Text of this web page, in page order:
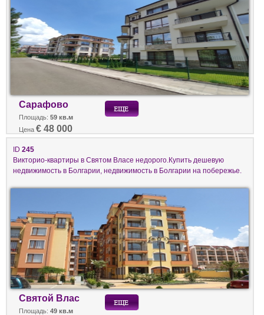
Сарафово
Площадь: 59 кв.м
Цена € 48 000
ID 245
Викторио-квартиры в Святом Власе недорого.Купить дешевую
недвижимость в Болгарии, недвижимость в Болгарии на побережье.
Святой Влас
Площадь: 49 кв.м